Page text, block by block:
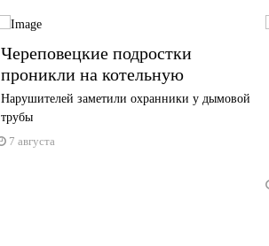
Череповецкие подростки
проникли на котельную
Нарушителей заметили охранники у дымовой
трубы
7 августа